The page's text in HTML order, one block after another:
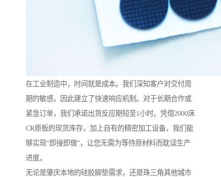
在工业制造中，时间就是成本。我们深知客户对交付周
期的敏感，因此建立了快速响应机制。对于长期合作或
紧急订单，我们承诺出货反应期短至1小时。凭借2000床
CR原板的现货库存，加上自有的精密加工设备，我们能
够实现“即接即做”，让您无需为等待原材料而耽误生产
进度。
无论是肇庆本地的硅胶脚垫需求，还是珠三角其他城市